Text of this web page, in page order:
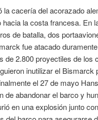
la cacería del acorazado
la costa francesa. En
de batalla, dos
fue atacado
de 2.800 proyectiles de los
inutilizar el Bismarck
el 27 de mayo
de abandonar el barco y
en una explosión junto